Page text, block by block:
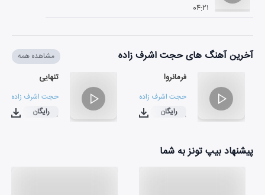
۰۴:۲۱
آخرین آهنگ های حجت اشرف زاده مشاهده همه
فرمانروا
حجت اشرف زاده
۰۴:۱۸رایگان
تنهایی
حجت اشرف زاده
۰۳:۲۵
رایگان
پیشنهاد بیپ تونز به شما